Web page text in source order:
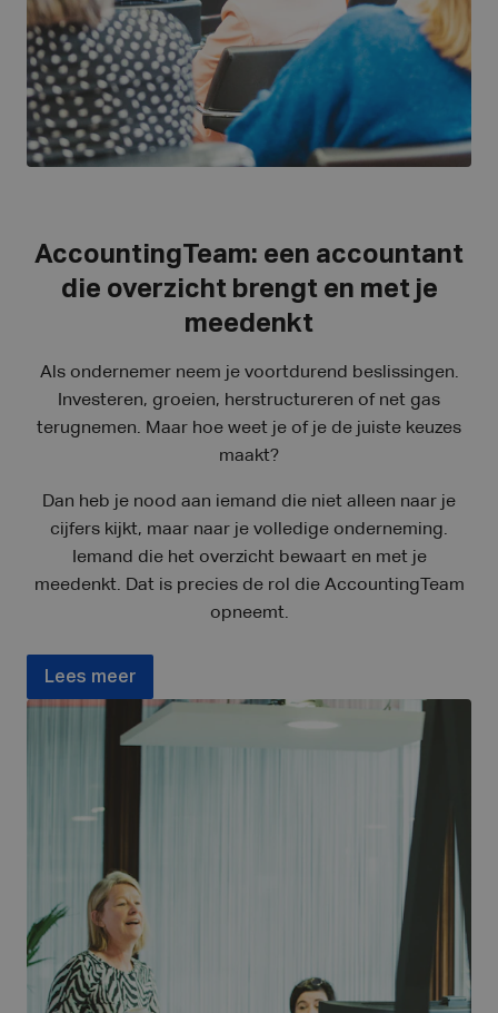
AccountingTeam: een accountant
die overzicht brengt en met je
meedenkt
Als ondernemer neem je voortdurend beslissingen.
Investeren, groeien, herstructureren of net gas
terugnemen. Maar hoe weet je of je de juiste keuzes
maakt?
Dan heb je nood aan iemand die niet alleen naar je
cijfers kijkt, maar naar je volledige onderneming.
Iemand die het overzicht bewaart en met je
meedenkt. Dat is precies de rol die AccountingTeam
opneemt.
Lees meer